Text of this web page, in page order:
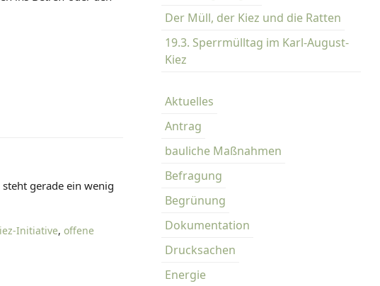
gerade ein wenig
Initiative, offene
Der Müll, der Kiez und die Ratten
19.3. Sperrmülltag im Karl-August-
Kiez
Aktuelles
Antrag
bauliche Maßnahmen
Befragung
Begrünung
Dokumentation
Drucksachen
Energie